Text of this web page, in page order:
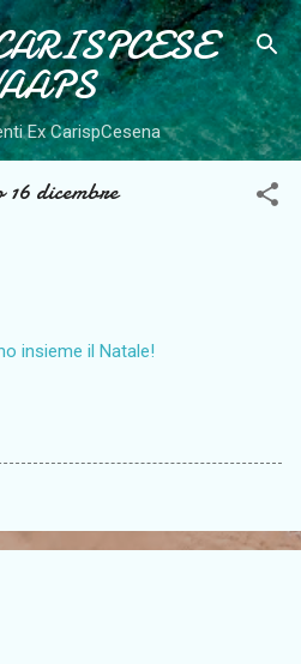
principali
Ex CarispCesena
dicembre
insieme il Natale!